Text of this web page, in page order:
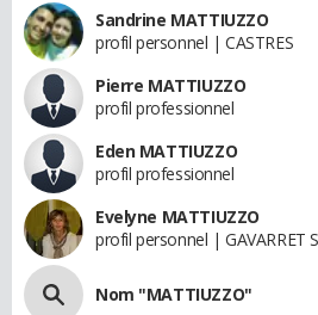
Sandrine MATTIUZZO
profil personnel | CASTRES
Pierre MATTIUZZO
profil professionnel
Eden MATTIUZZO
profil professionnel
Evelyne MATTIUZZO
profil personnel | GAVARRET
Nom "MATTIUZZO"